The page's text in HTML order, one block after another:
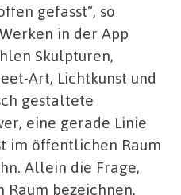
gefasst“, so
in der App
Skulpturen,
Art, Lichtkunst und
gestaltete
eine gerade Linie
im öffentlichen Raum
Allein die Frage,
bezeichnen,